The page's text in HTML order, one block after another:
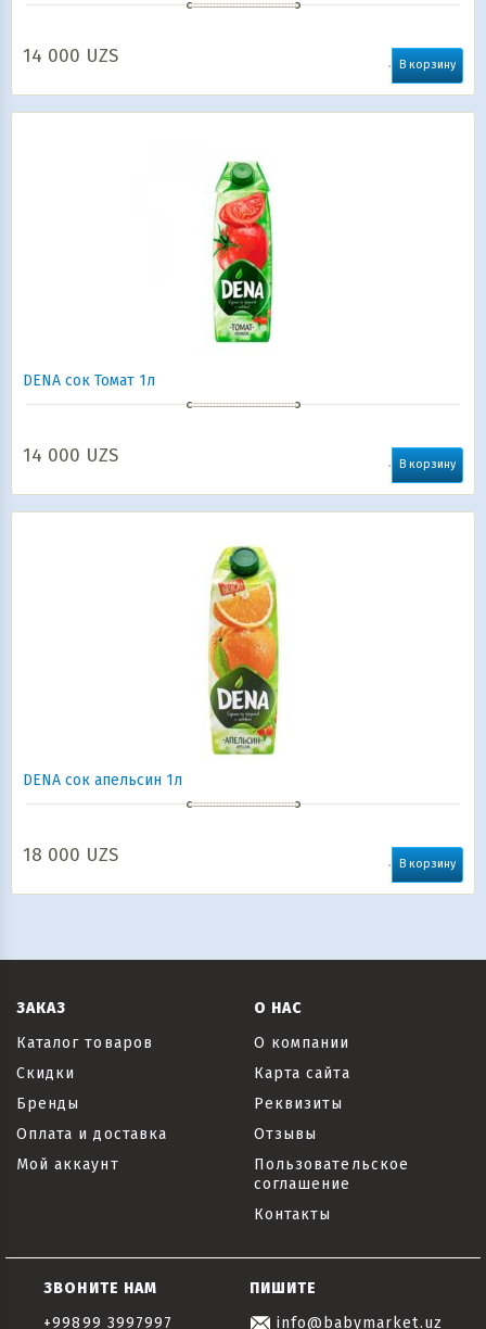
14 000 UZS В корзину
DENA сок Томат 1л
14 000 UZS В корзину
DENA сок апельсин 1л
18 000 UZS В корзину
ЗАКАЗ
Каталог товаров
Скидки
Бренды
Оплата и доставка
Мой аккаунт
О НАС
О компании
Карта сайта
Реквизиты
Отзывы
Пользовательское
соглашение
Контакты
ЗВОНИТЕ НАМ
+99899 3997997
ПИШИТЕ
info@babymarket.uz